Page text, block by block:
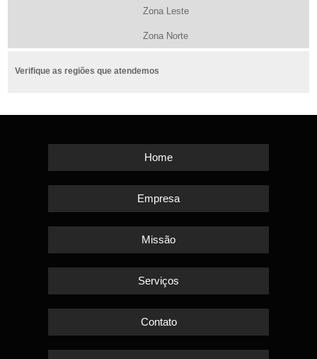
Zona Leste
Zona Norte
Verifique as regiões que atendemos
Home
Empresa
Missão
Serviços
Contato